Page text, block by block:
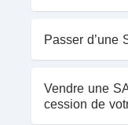
Passer d’une
Vendre une
cession de